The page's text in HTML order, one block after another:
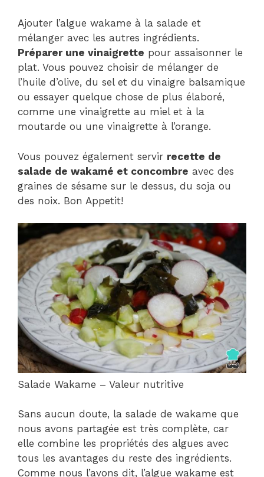
Ajouter l’algue wakame à la salade et
mélanger avec les autres ingrédients.
Préparer une vinaigrette pour assaisonner le
plat. Vous pouvez choisir de mélanger de
l’huile d’olive, du sel et du vinaigre balsamique
ou essayer quelque chose de plus élaboré,
comme une vinaigrette au miel et à la
moutarde ou une vinaigrette à l’orange.
Vous pouvez également servir recette de
salade de wakamé et concombre avec des
graines de sésame sur le dessus, du soja ou
des noix. Bon Appetit!
Salade Wakame – Valeur nutritive
Sans aucun doute, la salade de wakame que
nous avons partagée est très complète, car
elle combine les propriétés des algues avec
tous les avantages du reste des ingrédients.
Comme nous l’avons dit, l’algue wakame est